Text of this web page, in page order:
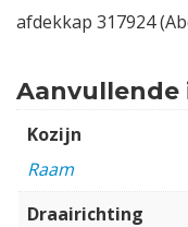
afdekkap 317924
Kozijn
Raam
Draairichting